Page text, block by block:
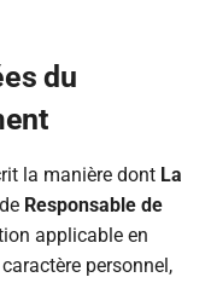
du
la manière dont La
Responsable de
applicable en
personnel,